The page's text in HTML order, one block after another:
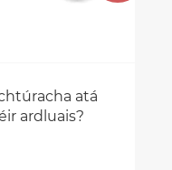
atá
ardluais?